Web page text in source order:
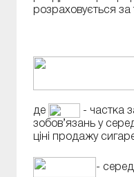
розраховується
де
- частка
зобов’язань у
ціні продажу
-